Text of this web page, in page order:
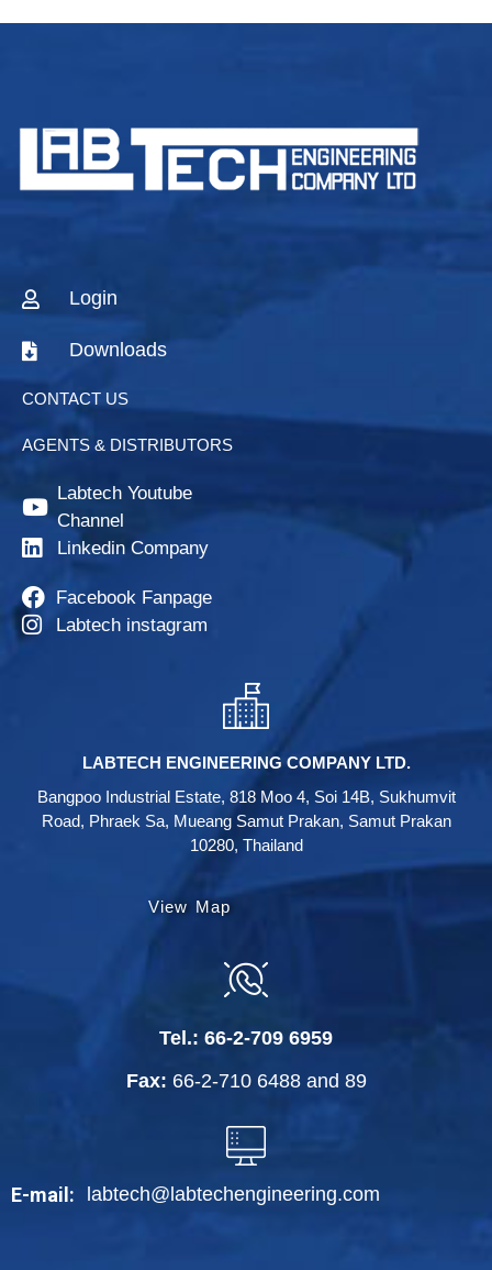
Login
Downloads
CONTACT US
AGENTS & DISTRIBUTORS
Labtech Youtube
Channel
Linkedin Company
Facebook Fanpage
Labtech instagram
LABTECH ENGINEERING COMPANY LTD.
Bangpoo Industrial Estate, 818 Moo 4, Soi 14B, Sukhumvit
Road, Phraek Sa, Mueang Samut Prakan, Samut Prakan
10280, Thailand
View Map
Tel.: 66-2-709 6959
Fax: 66-2-710 6488and 89
E-mail: labtech@labtechengineering.com